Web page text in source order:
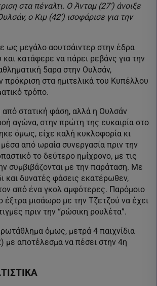
στα πέναλτι. Ο Άνταμ (27’) άνοιξε
ο Κιμ (42’) ισοφάρισε για την
ως μεγάλο αουτσάιντερ στην έδρα
κατάφερε να πάρει ρεβάνς για την
5αρα στην Ουλσάν,
πρόκριση στα ημιτελικά του Κυπέλλου
τρόπο.
στατική φάση, αλλά η Ουλσάν
αγώνα, στην πρώτη της ευκαιρία στο
όμως, είχε καλή κυκλοφορία κι
από ωραία συνεργασία πριν την
το δεύτερο ημίχρονο, με τις
συμβιβάζονται με την παράταση. Με
και δυνατές φάσεις εκατέρωθεν,
από ένα γκολ αμφότερες. Παρόμοιο
έξτρα μισάωρο με την Τζετζού να έχει
πριν την “ρώσικη ρουλέτα”.
όμως, μετρά 4 παιχνίδια
με αποτέλεσμα να πέσει στην 4η